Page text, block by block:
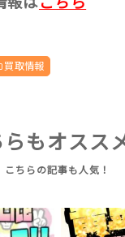
買取情報
らもオスス